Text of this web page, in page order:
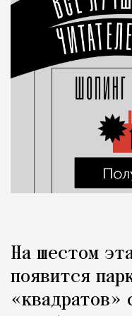
На шестом
появится
«квадратов»